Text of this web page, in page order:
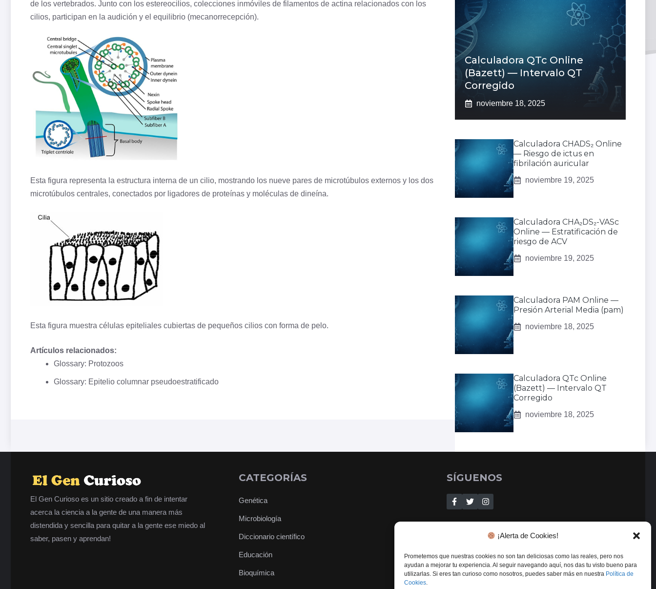
¡Alerta de Cookies!
Prometemos que nuestras cookies no son tan deliciosas como las reales, pero nos
ayudan a mejorar tu experiencia. Al seguir navegando aquí, nos das tu visto bueno para
utilizarlas. Si eres tan curioso como nosotros, puedes saber más en nuestra Política de
Cookies.
de los vertebrados. Junto con los estereocilios, colecciones inmóviles de filamentos de actina relacionados con los
cilios, participan en la audición y el equilibrio (mecanorrecepción).
Esta figura representa la estructura interna de un cilio, mostrando los nueve pares de microtúbulos externos y los dos
microtúbulos centrales, conectados por ligadores de proteínas y moléculas de dineína.
Esta figura muestra células epiteliales cubiertas de pequeños cilios con forma de pelo.
Artículos relacionados:
Glossary: Protozoos
Glossary: Epitelio columnar pseudoestratificado
Calculadora QTc Online
(Bazett) — Intervalo QT
Corregido
noviembre 18, 2025
Calculadora CHADS₂ Online
— Riesgo de ictus en
fibrilación auricular
noviembre 19, 2025
Calculadora CHA₂DS₂-VASc
Online — Estratificación de
riesgo de ACV
noviembre 19, 2025
Calculadora PAM Online —
Presión Arterial Media (pam)
noviembre 18, 2025
Calculadora QTc Online
(Bazett) — Intervalo QT
Corregido
noviembre 18, 2025
El Gen Curioso es un sitio creado a fin de intentar
acerca la ciencia a la gente de una manera más
distendida y sencilla para quitar a la gente ese miedo al
saber, pasen y aprendan!
CATEGORÍAS
Genética
Microbiología
Diccionario científico
Educación
Bioquímica
SÍGUENOS